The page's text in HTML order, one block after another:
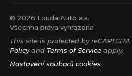
© 2026 Louda Auto a.s.
Všechna práva vyhrazena
This site is protected by
Policyand Terms of Service apply.
Nastavení souborů cookies